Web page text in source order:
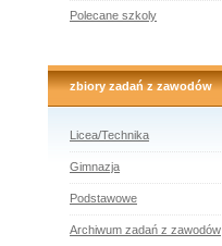
Polecane szkoly
zbiory zadań z zawodów
Licea/Technika
Gimnazja
Podstawowe
Archiwum zadań z zawodów